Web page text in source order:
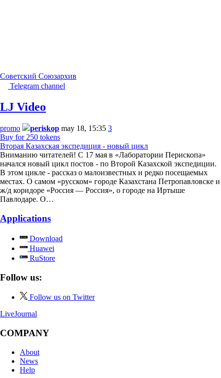
Советский Союзархив
Telegram channel
LJ Video
promo periskop may 18, 15:35 3
Buy for 250 tokens
Вторая Казахская экспедиция - новый цикл
Вниманию читателей! С 17 мая в «Лаборатории Перископа»
начался новый цикл постов - по Второй Казахской экспедиции.
В этом цикле - рассказ о малоизвестных и редко посещаемых
местах. О самом «русском» городе Казахстана Петропавловске и
ж/д коридоре «Россия — Россия», о городе на Иртыше
Павлодаре. О…
Applications
Download
Huawei
RuStore
Follow us:
Follow us on Twitter
LiveJournal
COMPANY
About
News
Help